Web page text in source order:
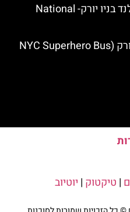
מוזיאון המגדלור בסטטן איילנד בניו יורק- National
אוטובוס גיבורי העל של ניו יורק (NYC Superhero Bus
| טיקטוק | יוטיוב